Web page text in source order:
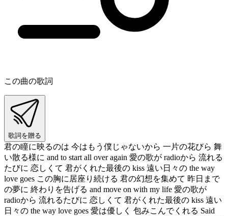
この曲の歌詞
歌詞を贈る
君の瞳に映るのは 今はもう僕じゃないから 一片の花びら 舞
い散る様に and to start all over again 愛の歌が radioから 流れる
たびに 恋しくて 君がくれた最後の kiss 遠い日々の the way
love goes この胸に居座り続ける 君の幻想を集めて 昨日まで
の夢に 終わりを告げる and move on with my life 愛の歌が
radioから 流れるたびに 恋しくて 君がくれた最後の kiss 遠い
日々の the way love goes 愛は優しく 包みこんでくれる Said